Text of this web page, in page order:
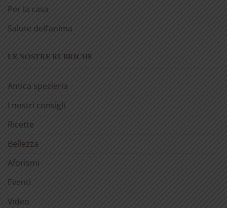
Per la casa
Salute dell’anima
LE NOSTRE RUBRICHE
Antica spezieria
I nostri consigli
Ricette
Bellezza
Aforismi
Eventi
Video